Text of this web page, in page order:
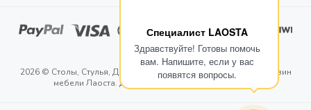
Специалист LAOSTA
Здравствуйте! Готовы помочь
вам. Напишите, если у вас
появятся вопросы.
2026 © Столы, Стулья, Диваны. Мебель - Laosta. Интернет магазин
мебели Лаоста. Доставка от 1-го дня.
Карта сайта